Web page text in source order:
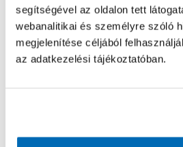
segítségével az oldalon tett
webanalitikai és személyre szóló
megjelenítése céljából
az adatkezelési tájékoztatóban.